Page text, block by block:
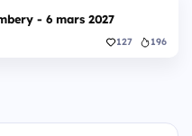
- 6 mars 2027
127 196